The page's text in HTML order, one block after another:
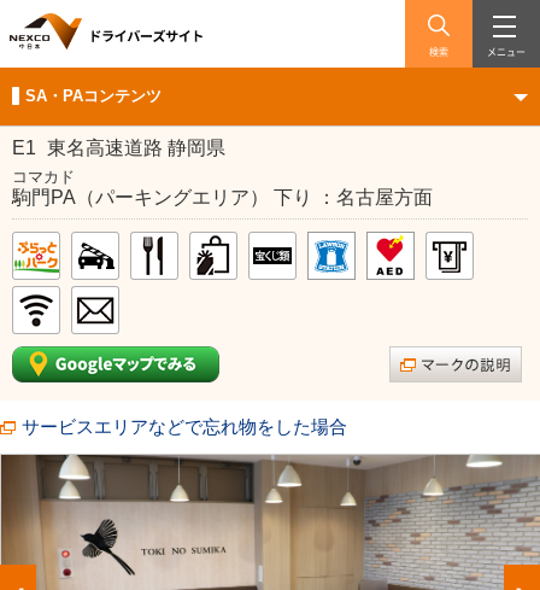
検索 メニュー
SA・PAコンテンツ
E1 東名高速道路 静岡県
コマカド
駒門PA（パーキングエリア） 下り ：名古屋方面
サービスエリアなどで忘れ物をした場合